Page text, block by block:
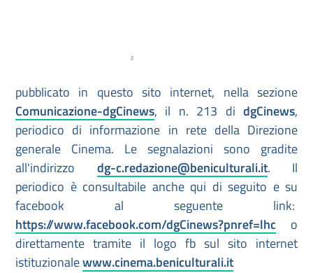
pubblicato in questo sito internet, nella sezione
Comunicazione-dgCinews, il n. 213 di dgCinews,
periodico di informazione in rete della Direzione
generale Cinema. Le segnalazioni sono gradite
all'indirizzo dg-c.redazione@beniculturali.it. Il
periodico è consultabile anche qui di seguito e su
facebook al seguente link:
https://www.facebook.com/dgCinews?pnref=lhc o
direttamente tramite il logo fb sul sito internet
istituzionalewww.cinema.beniculturali.it